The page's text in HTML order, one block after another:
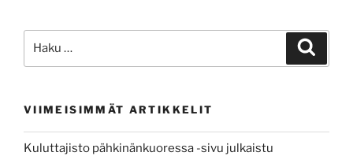
VIIMEISIMMÄT ARTIKKELIT
Kuluttajisto pähkinänkuoressa -sivu julkaistu